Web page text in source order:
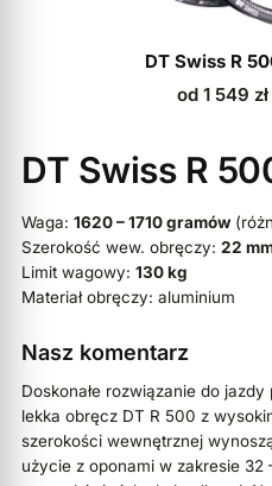
DT Swiss R
od 1 549 zł
DT Swiss R
Waga:1620 – 1710 gramów
Szerokość wew. obręczy:22
Limit wagowy:130 kg
Materiał obręczy: aluminium
Nasz komentarz
Doskonałe rozwiązanie do
lekka obręcz DT R 500 z
szerokości wewnętrznej
użycie z oponami w zakresie 32